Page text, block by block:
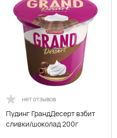
нет отзывов
Пудинг ГрандДесерт взбит
сливки/шоколад 200г